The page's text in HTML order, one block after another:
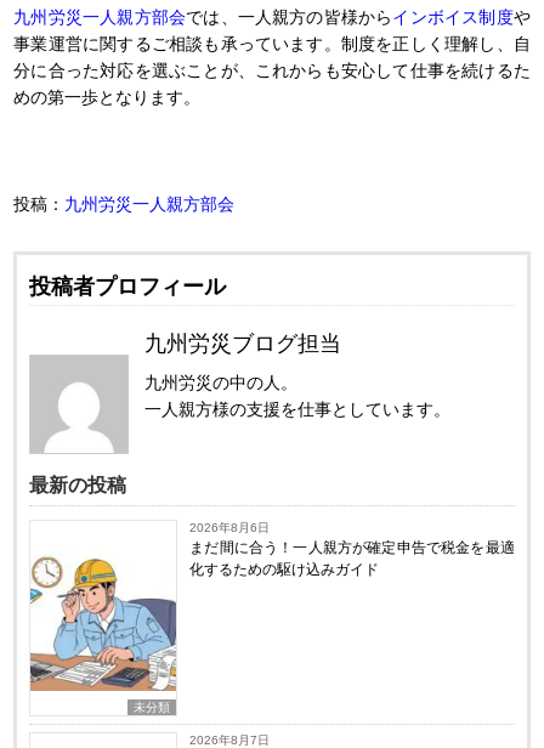
九州労災一人親方部会では、一人親方の皆様からインボイス制度や
事業運営に関するご相談も承っています。制度を正しく理解し、自
分に合った対応を選ぶことが、これからも安心して仕事を続けるた
めの第一歩となります。
投稿： 九州労災一人親方部会
投稿者プロフィール
九州労災ブログ担当
九州労災の中の人。
一人親方様の支援を仕事としています。
最新の投稿
未分類
2026年8月6日
まだ間に合う！一人親方が確定申告で税金を最適
化するための駆け込みガイド
2026年8月7日